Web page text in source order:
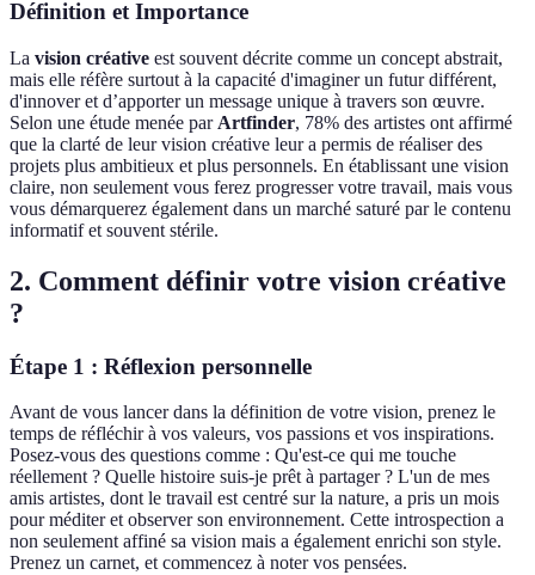
Définition et Importance
La vision créative est souvent décrite comme un concept abstrait,
mais elle réfère surtout à la capacité d'imaginer un futur différent,
d'innover et d’apporter un message unique à travers son œuvre.
Selon une étude menée par Artfinder, 78% des artistes ont affirmé
que la clarté de leur vision créative leur a permis de réaliser des
projets plus ambitieux et plus personnels. En établissant une vision
claire, non seulement vous ferez progresser votre travail, mais vous
vous démarquerez également dans un marché saturé par le contenu
informatif et souvent stérile.
2. Comment définir votre vision créative
?
Étape 1 : Réflexion personnelle
Avant de vous lancer dans la définition de votre vision, prenez le
temps de réfléchir à vos valeurs, vos passions et vos inspirations.
Posez-vous des questions comme : Qu'est-ce qui me touche
réellement ? Quelle histoire suis-je prêt à partager ? L'un de mes
amis artistes, dont le travail est centré sur la nature, a pris un mois
pour méditer et observer son environnement. Cette introspection a
non seulement affiné sa vision mais a également enrichi son style.
Prenez un carnet, et commencez à noter vos pensées.